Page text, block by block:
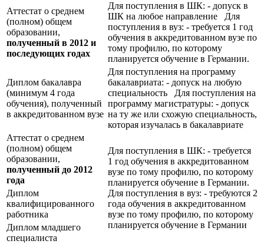
Аттестат о среднем
(полном) общем
образовании,
полученный в 2012 и
последующих годах
Для поступления в ШК: - допуск в
ШК на любое направление Для
поступления в вуз: - требуется 1 год
обучения в аккредитованном вузе по
тому профилю, по которому
планируется обучение в Германии.
Диплом бакалавра
(минимум 4 года
обучения), полученный
в аккредитованном вузе
Для поступления на программу
бакалавриата: - допуск на любую
специальность Для поступления на
программу магистратуры: - допуск
на ту же или схожую специальность,
которая изучалась в бакалавриате
Аттестат о среднем
(полном) общем
образовании,
полученный до 2012
года
Для поступления в ШК: - требуется
1 год обучения в аккредитованном
вузе по тому профилю, по которому
планируется обучение в Германии.
Для поступления в вуз: - требуются 2
года обучения в аккредитованном
вузе по тому профилю, по которому
планируется обучение в Германии
Диплом
квалифицированного
работника
Диплом младшего
специалиста